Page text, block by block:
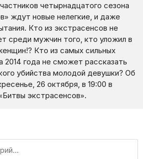
четырнадцатого сезона
ждут новые нелегкие, и даже
Кто из экстрасенсов не
среди мужчин того, кто уложил в
Кто из самых сильных
2014 года не сможет рассказать
убийства молодой девушки? Об
26 октября, в 19:00 в
экстрасенсов».